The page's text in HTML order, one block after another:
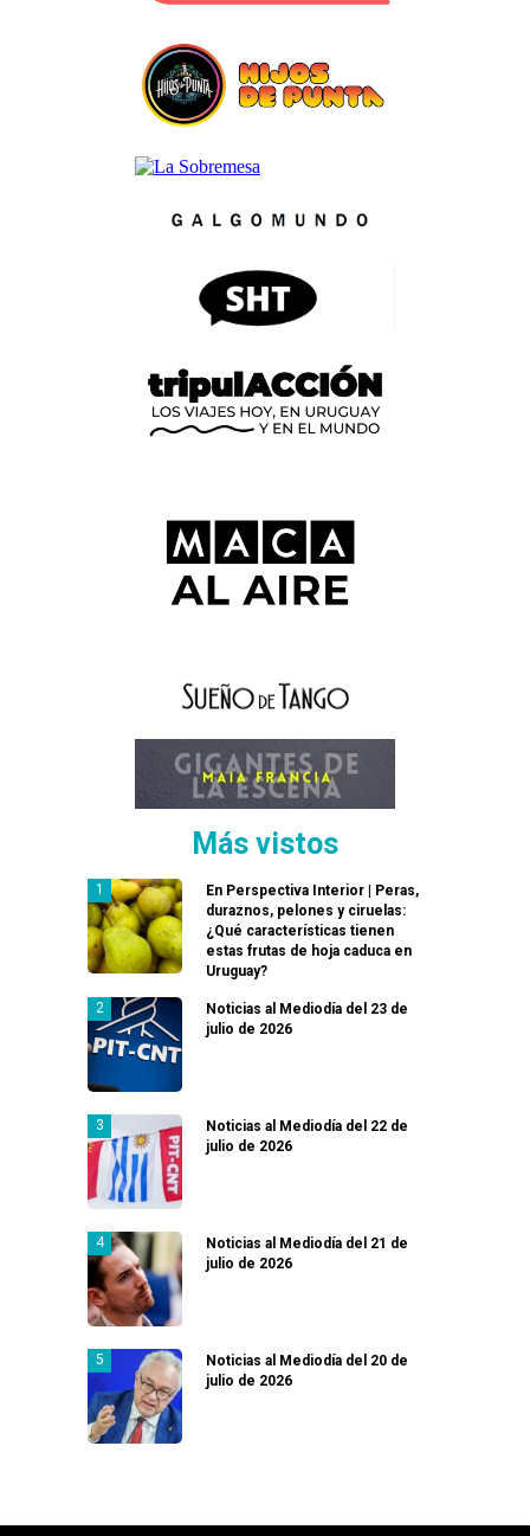
Más vistos
En Perspectiva Interior | Peras,
duraznos, pelones y ciruelas:
¿Qué características tienen
estas frutas de hoja caduca en
Uruguay?
Noticias al Mediodía del 23 de
julio de 2026
Noticias al Mediodía del 22 de
julio de 2026
Noticias al Mediodía del 21 de
julio de 2026
Noticias al Mediodía del 20 de
julio de 2026